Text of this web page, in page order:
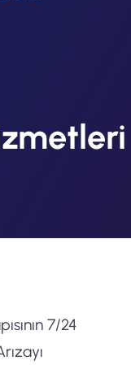
7/24